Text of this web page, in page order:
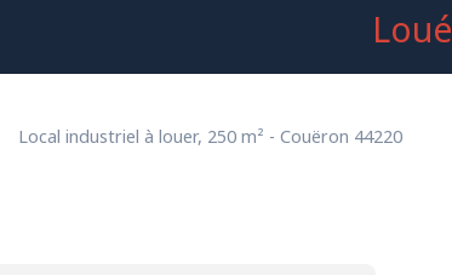
Loué
Local industriel à louer, 250 m² - Couëron 44220